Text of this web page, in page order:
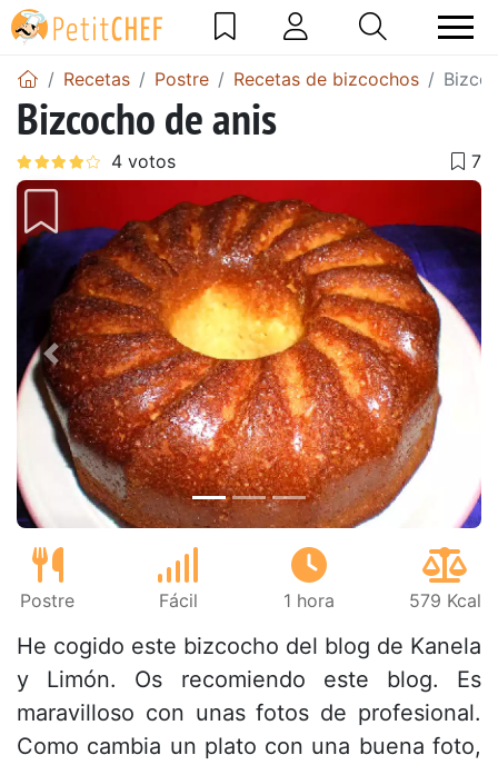
Recetas Postre Recetas de bizcochos
Bizcocho de anis
Anterior
Postre Fácil 1 hora 579 Kcal
He cogido este bizcocho del blog de Kanela
y Limón. Os recomiendo este blog. Es
maravilloso con unas fotos de profesional.
Como cambia un plato con una buena foto,